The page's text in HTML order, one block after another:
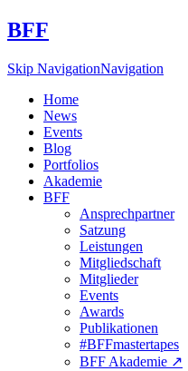
BFF
Skip NavigationNavigation
Home
News
Events
Blog
Portfolios
Akademie
BFF
Ansprechpartner
Satzung
Leistungen
Mitgliedschaft
Mitglieder
Events
Awards
Publikationen
#BFFmastertapes
BFF Akademie ↗︎